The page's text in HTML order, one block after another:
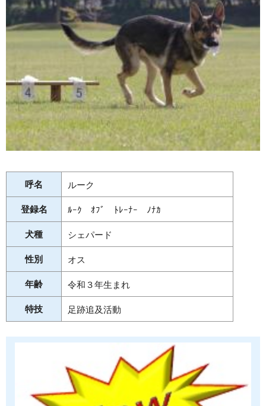
呼名 ルーク
登録名 ﾙｰｸ ｵﾌﾞ ﾄﾚｰﾅｰ ﾉﾅｶ
犬種 シェパード
性別 オス
年齢 令和３年生まれ
特技 足跡追及活動